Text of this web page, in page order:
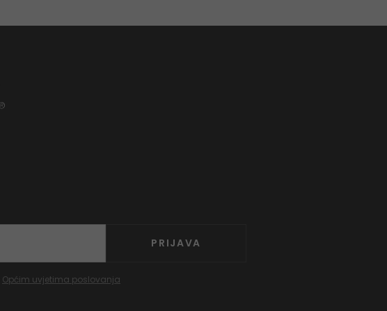
PRIJAVA
Općim uvjetima poslovanja